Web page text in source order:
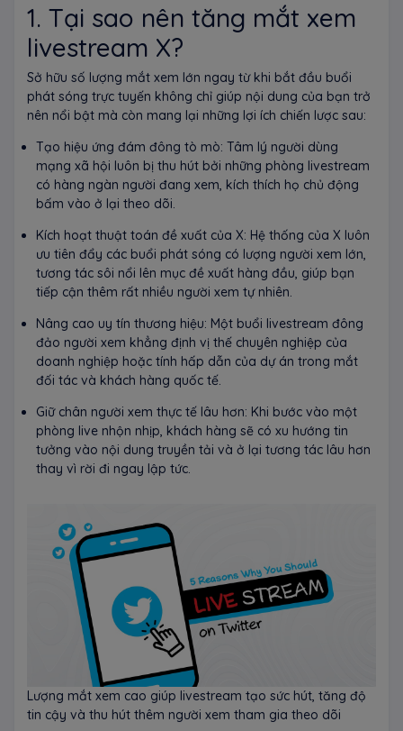
1. Tại sao nên tăng mắt xem
livestream X?
Sở hữu số lượng mắt xem lớn ngay từ khi bắt đầu buổi
phát sóng trực tuyến không chỉ giúp nội dung của bạn trở
nên nổi bật mà còn mang lại những lợi ích chiến lược sau:
Tạo hiệu ứng đám đông tò mò: Tâm lý người dùng
mạng xã hội luôn bị thu hút bởi những phòng livestream
có hàng ngàn người đang xem, kích thích họ chủ động
bấm vào ở lại theo dõi.
Kích hoạt thuật toán đề xuất của X: Hệ thống của X luôn
ưu tiên đẩy các buổi phát sóng có lượng người xem lớn,
tương tác sôi nổi lên mục đề xuất hàng đầu, giúp bạn
tiếp cận thêm rất nhiều người xem tự nhiên.
Nâng cao uy tín thương hiệu: Một buổi livestream đông
đảo người xem khẳng định vị thế chuyên nghiệp của
doanh nghiệp hoặc tính hấp dẫn của dự án trong mắt
đối tác và khách hàng quốc tế.
Giữ chân người xem thực tế lâu hơn: Khi bước vào một
phòng live nhộn nhịp, khách hàng sẽ có xu hướng tin
tưởng vào nội dung truyền tải và ở lại tương tác lâu hơn
thay vì rời đi ngay lập tức.
Lượng mắt xem cao giúp livestream tạo sức hút, tăng độ
tin cậy và thu hút thêm người xem tham gia theo dõi